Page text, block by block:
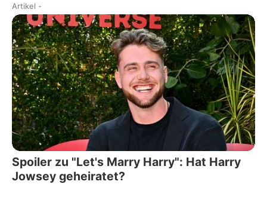
Artikel -
Spoiler zu "Let's Marry Harry": Hat Harry
Jowsey geheiratet?